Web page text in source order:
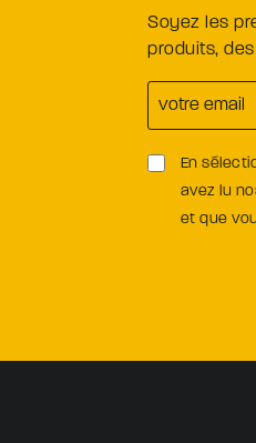
Soyez les
produits,
En
avez lu
et que